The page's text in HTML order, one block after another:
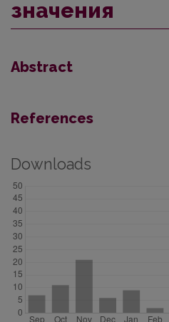
значения
Abstract
References
Downloads